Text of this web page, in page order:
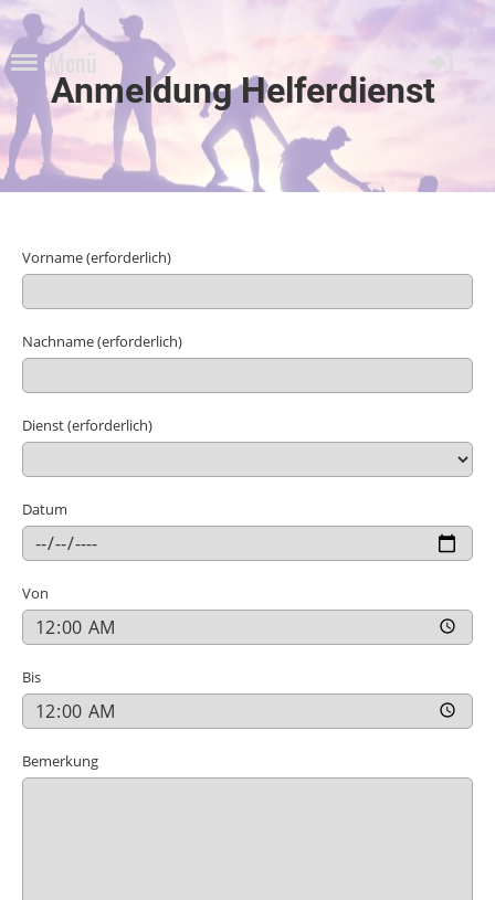
Menü
Anmeldung Helferdienst
Vorname (erforderlich)
Nachname (erforderlich)
Dienst (erforderlich)
Datum
Von
Bis
Bemerkung